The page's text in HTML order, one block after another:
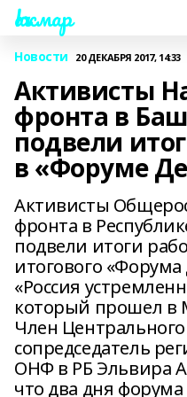
Һаҡмар
Новости 20 ДЕКАБРЯ 2017, 14:33
Активисты
фронта в
подвели
в «Форуме
Активисты
фронта в
подвели итоги
итогового
«Россия
который прошел в
Член
сопредседатель
ОНФ в РБ Эльвира
что два дня